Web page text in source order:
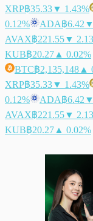
XRP฿35.33▼ 1.43%
0.12%
ADA฿6.42
AVAX฿221.55▼
KUB฿20.27 ▲ 0.02%
BTC฿2,135,148 ▲
XRP฿35.33▼ 1.43%
0.12%
ADA฿6.42
AVAX฿221.55▼
KUB฿20.27 ▲ 0.02%